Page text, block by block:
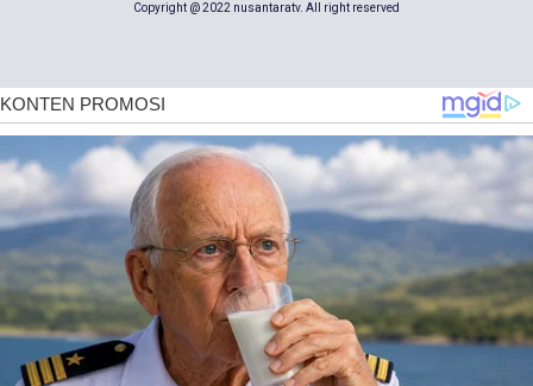
Copyright @ 2022 nusantaratv. All right reserved